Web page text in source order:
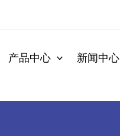
产品中心 新闻中心